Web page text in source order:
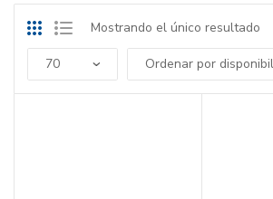
Mostrando el único resultado